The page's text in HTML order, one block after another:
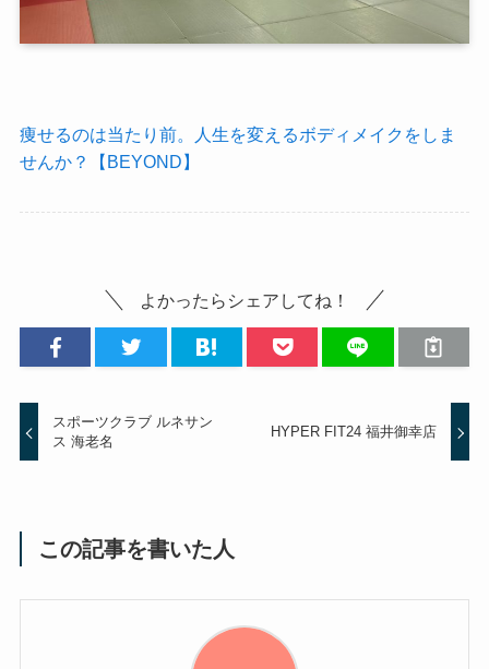
痩せるのは当たり前。人生を変えるボディメイクをしま
せんか？【BEYOND】
よかったらシェアしてね！
スポーツクラブ ルネサン
ス 海老名
HYPER FIT24 福井御幸店
この記事を書いた人